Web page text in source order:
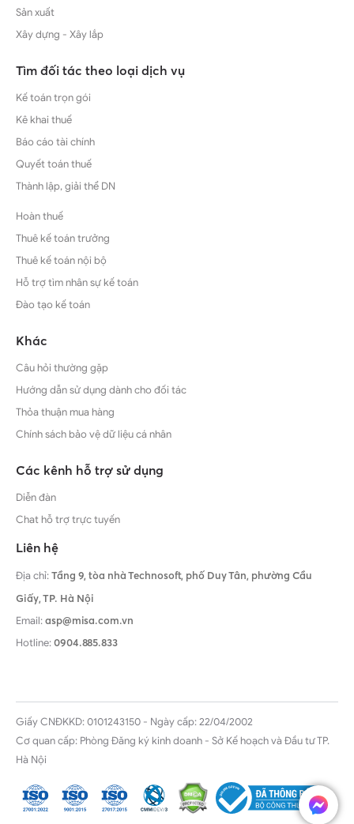
Sản xuất
Xây dựng - Xây lắp
Tìm đối tác theo loại dịch vụ
Kế toán trọn gói
Kê khai thuế
Báo cáo tài chính
Quyết toán thuế
Thành lập, giải thể DN
Hoàn thuế
Thuê kế toán trưởng
Thuê kế toán nội bộ
Hỗ trợ tìm nhân sự kế toán
Đào tạo kế toán
Khác
Câu hỏi thường gặp
Hướng dẫn sử dụng dành cho đối tác
Thỏa thuận mua hàng
Chính sách bảo vệ dữ liệu cá nhân
Các kênh hỗ trợ sử dụng
Diễn đàn
Chat hỗ trợ trực tuyến
Liên hệ
Địa chỉ:Tầng 9, tòa nhà Technosoft, phố Duy Tân, phường Cầu
Giấy,TP. Hà Nội
Email:asp@misa.com.vn
Hotline:0904.885.833
Giấy CNĐKKD: 0101243150 - Ngày cấp: 22/04/2002
Cơ quan cấp: Phòng Đăng ký kinh doanh - Sở Kế hoạch và Đầu tư TP.
Hà Nội